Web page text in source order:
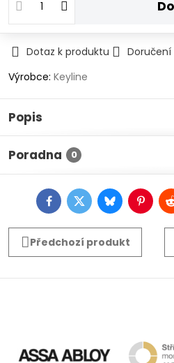
Dotaz k produktu
Doručení
Výrobce: Keyline
Popis
Poradna 0
FacebookTwitterBluesky
Předchozí produkt